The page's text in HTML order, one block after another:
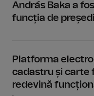
András Baka a
funcția de
Platforma
cadastru și carte
redevină